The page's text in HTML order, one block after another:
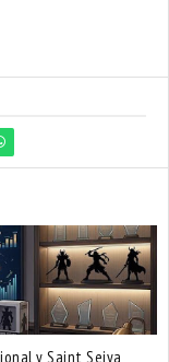
y Saint Seiya